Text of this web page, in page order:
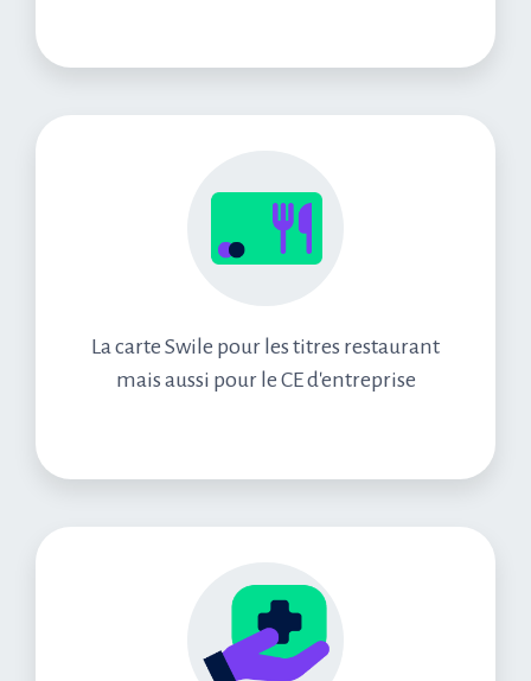
La carte Swile pour les titres restaurant
mais aussi pour le CE d'entreprise